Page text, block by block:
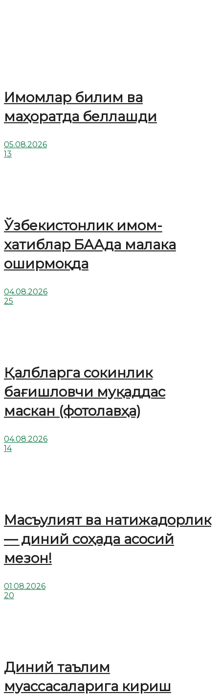
Имомлар билим ва
маҳоратда беллашди
05.08.2026
13
Ўзбекистонлик имом-
хатиблар БААда малака
оширмоқда
04.08.2026
25
Қалбларга сокинлик
бағишловчи муқаддас
маскан (фотолавҳа)
04.08.2026
14
Масъулият ва натижадорлик
— диний соҳада асосий
мезон!
01.08.2026
20
Диний таълим
муассасаларига кириш